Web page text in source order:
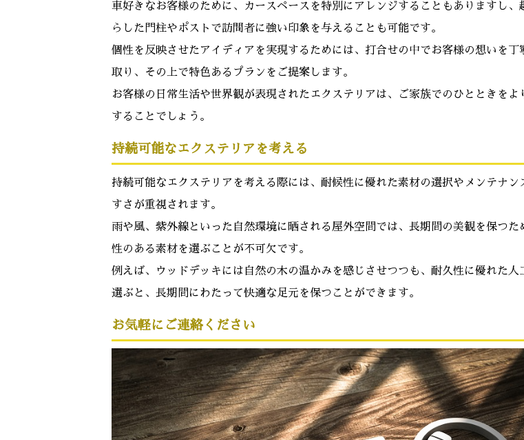
車好きなお客様のために、カースペースを特別にアレンジすることもありますし、
らした門柱やポストで訪問者に強い印象を与えることも可能です。
個性を反映させたアイディアを実現するためには、打合せの中でお客様の想いを丁
取り、その上で特色あるプランをご提案します。
お客様の日常生活や世界観が表現されたエクステリアは、ご家族でのひとときをよ
することでしょう。
持続可能なエクステリアを考える
持続可能なエクステリアを考える際には、耐候性に優れた素材の選択やメンテナン
すさが重視されます。
雨や風、紫外線といった自然環境に晒される屋外空間では、長期間の美観を保つた
性のある素材を選ぶことが不可欠です。
例えば、ウッドデッキには自然の木の温かみを感じさせつつも、耐久性に優れた人
選ぶと、長期間にわたって快適な足元を保つことができます。
お気軽にご連絡ください